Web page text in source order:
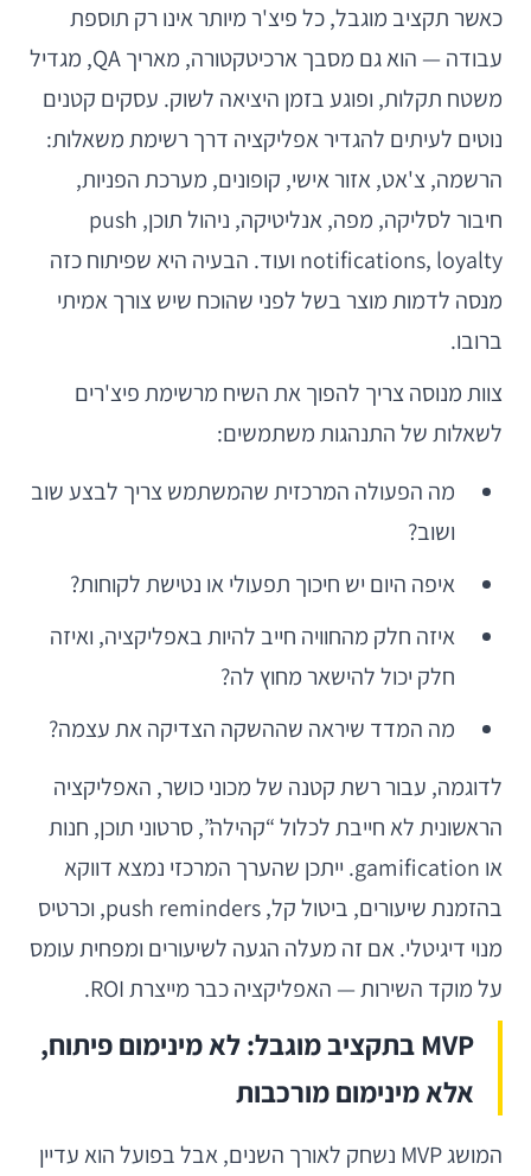
כאשר תקציב מוגבל, כל פיצ'ר מיותר אינו רק תוספת
עבודה — הוא גם מסבך ארכיטקטורה, מאריך QA, מגדיל
משטח תקלות, ופוגע בזמן היציאה לשוק. עסקים קטנים
נוטים לעיתים להגדיר אפליקציה דרך רשימת משאלות:
הרשמה, צ'אט, אזור אישי, קופונים, מערכת הפניות,
חיבור לסליקה, מפה, אנליטיקה, ניהול תוכן, push
notifications, loyalty ועוד. הבעיה היא שפיתוח כזה
מנסה לדמות מוצר בשל לפני שהוכח שיש צורך אמיתי
ברובו.
צוות מנוסה צריך להפוך את השיח מרשימת פיצ'רים
לשאלות של התנהגות משתמשים:
מה הפעולה המרכזית שהמשתמש צריך לבצע שוב
ושוב?
איפה היום יש חיכוך תפעולי או נטישת לקוחות?
איזה חלק מהחוויה חייב להיות באפליקציה, ואיזה
חלק יכול להישאר מחוץ לה?
מה המדד שיראה שההשקה הצדיקה את עצמה?
לדוגמה, עבור רשת קטנה של מכוני כושר, האפליקציה
הראשונית לא חייבת לכלול “קהילה”, סרטוני תוכן, חנות
או gamification. ייתכן שהערך המרכזי נמצא דווקא
בהזמנת שיעורים, ביטול קל, push reminders, וכרטיס
מנוי דיגיטלי. אם זה מעלה הגעה לשיעורים ומפחית עומס
על מוקד השירות — האפליקציה כבר מייצרת ROI.
MVP בתקציב מוגבל: לא מינימום פיתוח,
אלא מינימום מורכבות
המושג MVP נשחק לאורך השנים, אבל בפועל הוא עדיין